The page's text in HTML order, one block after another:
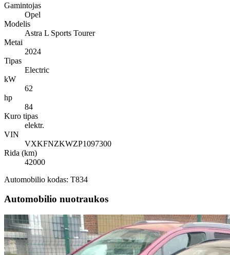
Gamintojas
Opel
Modelis
Astra L Sports Tourer
Metai
2024
Tipas
Electric
kW
62
hp
84
Kuro tipas
elektr.
VIN
VXKFNZKWZP1097300
Rida (km)
42000
Automobilio kodas: T834
Automobilio nuotraukos